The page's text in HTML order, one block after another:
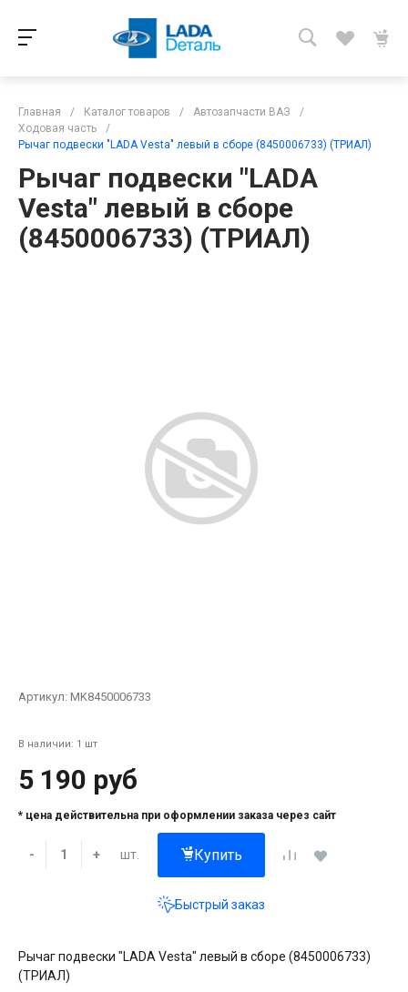
Главная / Каталог товаров / Автозапчасти ВАЗ
/
Ходовая часть
/
Рычаг подвески "LADA Vesta" левый в сборе (8450006733) (ТРИАЛ)
Рычаг подвески "LADA
Vesta" левый в сборе
(8450006733) (ТРИАЛ)
Артикул: MK8450006733
В наличии: 1 шт
5 190 руб
* цена действительна при оформлении заказа через сайт
- + шт. Купить
Быстрый заказ
Рычаг подвески "LADA Vesta" левый в сборе (8450006733)
(ТРИАЛ)